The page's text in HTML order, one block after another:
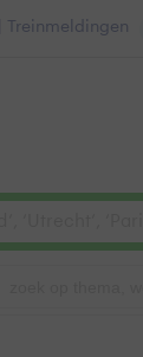
| Treinmeldingen